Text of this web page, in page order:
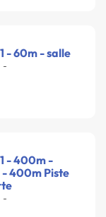
- 60m - salle
-
- 400m -
- 400m Piste
-